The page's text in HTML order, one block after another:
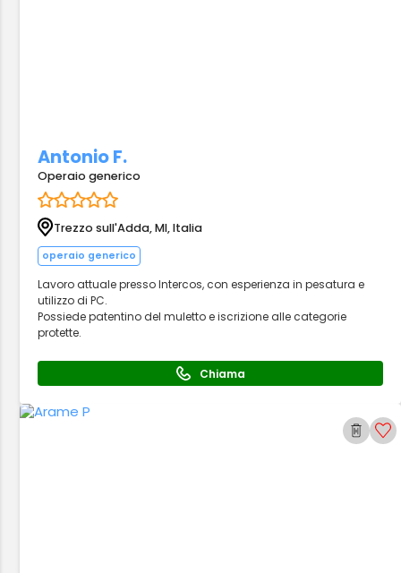
Antonio F.
Operaio generico
Trezzo sull'Adda, MI, Italia
operaio generico
Lavoro attuale presso Intercos, con esperienza in pesatura e
utilizzo di PC.
Possiede patentino del muletto e iscrizione alle categorie
protette.
Chiama